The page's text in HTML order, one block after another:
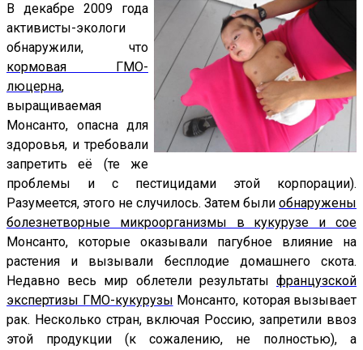
В декабре 2009 года
активисты-экологи
обнаружили, что
кормовая ГМО-
люцерна,
выращиваемая
Монсанто, опасна для
здоровья, и требовали
запретить её (те же
проблемы и с пестицидами этой корпорации).
Разумеется, этого не случилось. Затем были обнаружены
болезнетворные микроорганизмы в кукурузе и сое
Монсанто, которые оказывали пагубное влияние на
растения и вызывали бесплодие домашнего скота.
Недавно весь мир облетели результаты французской
экспертизы ГМО-кукурузы Монсанто, которая вызывает
рак. Несколько стран, включая Россию, запретили ввоз
этой продукции (к сожалению, не полностью), а